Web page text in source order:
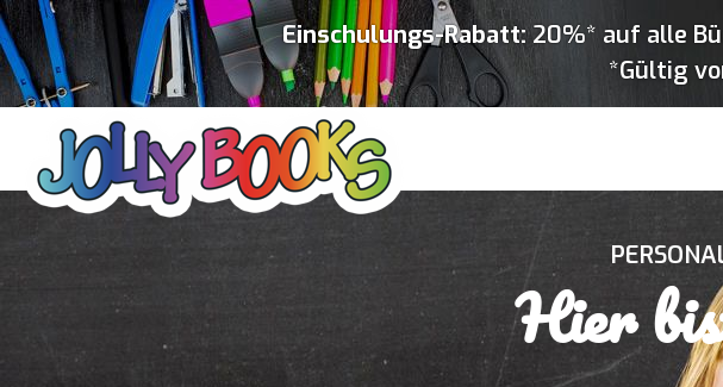
Einschulungs-Rabatt:20%* auf alle
*Gültig
Hier